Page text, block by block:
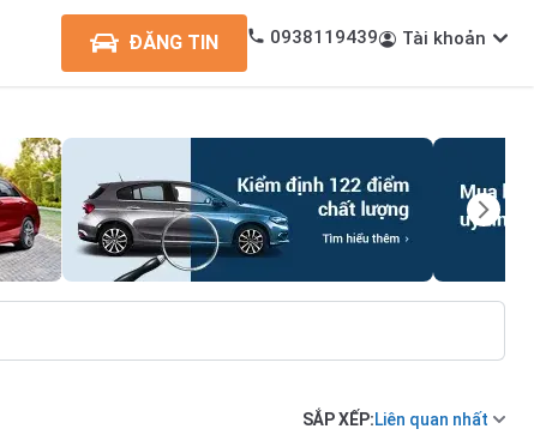
ĐĂNG TIN 0938119439 Tài khoản
SẮP XẾP:Liên quan nhất